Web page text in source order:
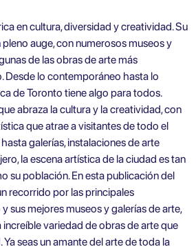
en cultura, diversidad y creatividad. Su
auge, con numerosos museos y
de las obras de arte más
Desde lo contemporáneo hasta lo
de Toronto tiene algo para todos.
abraza la cultura y la creatividad, con
que atrae a visitantes de todo el
galerías, instalaciones de arte
la escena artística de la ciudad es tan
su población. En esta publicación del
recorrido por las principales
y sus mejores museos y galerías de arte,
variedad de obras de arte que
seas un amante del arte de toda la